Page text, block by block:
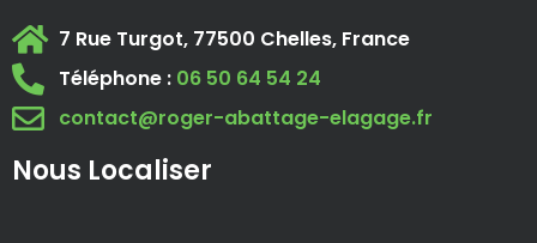
7 Rue Turgot, 77500 Chelles, France
Téléphone : 06 50 64 54 24
contact@roger-abattage-elagage.fr
Nous Localiser